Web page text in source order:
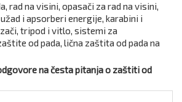
rad na visini, opasači za rad na visini,
i apsorberi energije, karabini i
tripod i vitlo, sistemi za
od pada, lična zaštita od pada na
na česta pitanja o zaštiti od